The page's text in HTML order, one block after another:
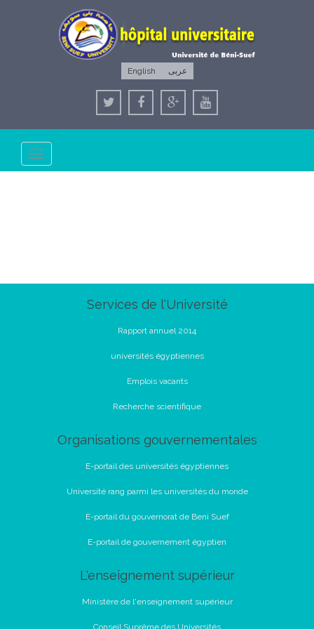
English عربى
Toggle
navigation
Services de l'Université
Rapport annuel 2014
universités égyptiennes
Emplois vacants
Recherche scientifique
Organisations gouvernementales
E-portail des universités égyptiennes
Université rang parmi les universités du monde
E-portail du gouvernorat de Beni Suef
E-portail de gouvernement égyptien
L'enseignement supérieur
Ministère de l'enseignement supérieur
Conseil Suprême des Universités